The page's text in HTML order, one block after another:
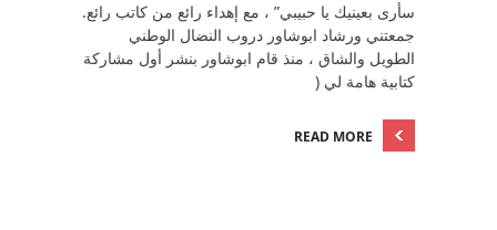
سأرى بعينيك يا حبيبي” ، مع إهداء رائع من كاتب رائع.
جمعتني ورشاد ابوشاور دروب النضال الوطني
الطويل والشاق ، منذ قام ابوشاور بنشر أول مشاركة
كتابية هامة لي (
READ MORE